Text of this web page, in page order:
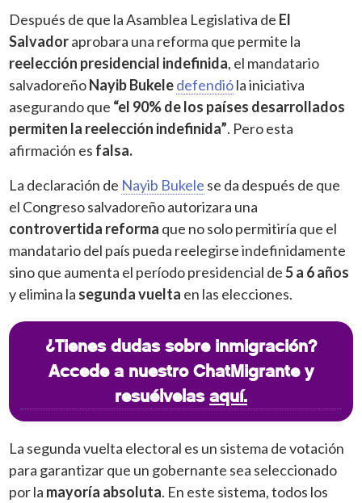
Después de que la Asamblea Legislativa de El
Salvadoraprobara una reforma que permite la
reelección presidencial indefinida, el mandatario
salvadoreñoNayib Bukeledefendióla iniciativa
asegurando que “el 90% de los países desarrollados
permiten la reelección indefinida”. Pero esta
afirmación es falsa.
La declaración de Nayib Bukele se da después de que
el Congreso salvadoreño autorizara una
controvertida reforma que no solo permitiría que el
mandatario del país pueda reelegirse indefinidamente
sino que aumenta el período presidencial de5 a 6 años
y elimina la segunda vuelta en las elecciones.
¿Tienes dudas sobre inmigración?
Accede a nuestro ChatMigrante y
resuélvelasaquí.
La segunda vuelta electoral es un sistema de votación
para garantizar que un gobernante sea seleccionado
por la mayoría absoluta. En este sistema, todos los